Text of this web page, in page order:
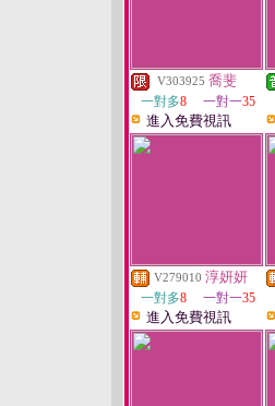
V303925 喬斐
一對多8 一對一35
進入免費視訊
V279010 淳妍妍
一對多8 一對一35
進入免費視訊